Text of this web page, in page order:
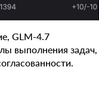
GLM-4.7
выполнения задач,